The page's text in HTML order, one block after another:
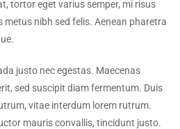
tortor eget varius semper, mi risus
nibh sed felis. Aenean pharetra
justo nec egestas. Maecenas
sed suscipit diam fermentum. Duis
vitae interdum lorem rutrum.
mauris convallis, tincidunt justo.